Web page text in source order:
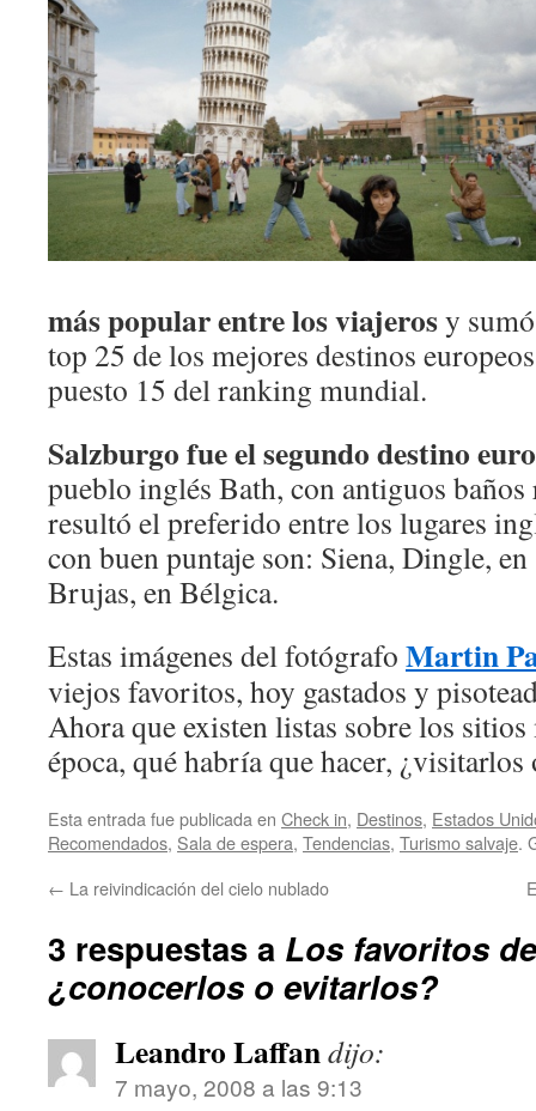
más popular entre los viajerosy
top 25 de los mejores destinos
puesto 15 del ranking mundial.
Salzburgo fue el segundo destino
pueblo inglés Bath, con antiguos
resultó el preferido entre los lugares
con buen puntaje son: Siena, Dingle,
Brujas, en Bélgica.
Estas imágenes del fotógrafo Martin
viejos favoritos, hoy gastados y
Ahora que existen listas sobre los sitios
época, qué habría que hacer, ¿visitarlos
Esta entrada fue publicada en Check in, Destinos, Estados
Recomendados, Sala de espera, Tendencias, Turismo salvaje.
← La reivindicación del cielo nublado
3 respuestas a Los favoritos
¿conocerlos o evitarlos?
Leandro Laffandijo:
7 mayo, 2008 a las 9:13